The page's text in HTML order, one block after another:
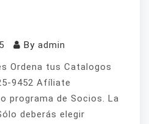
By admin
Ordena tus Catalogos
9452 Afíliate
de Socios. La
deberás elegir